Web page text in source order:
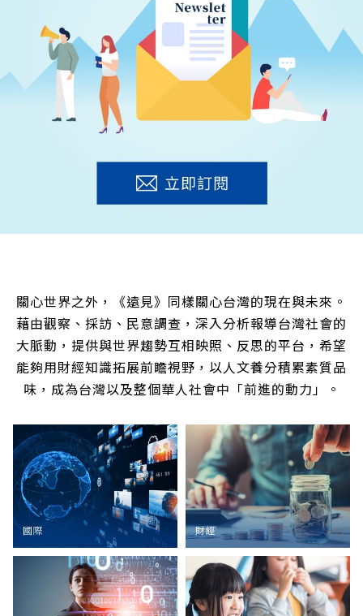
關心世界之外，《遠見》同樣關心台灣的現在與未來。
藉由觀察、採訪、民意調查，深入分析報導台灣社會的
大脈動，提供與世界趨勢互相映照、反思的平台，希望
能夠用財經知識拓展前瞻視野，以人文養分積累素質品
味，成為台灣以及整個華人社會中「前進的動力」。